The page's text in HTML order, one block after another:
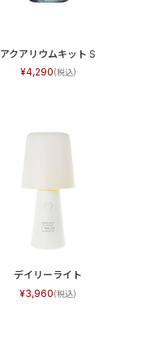
アクアリウムキット S
4,290
デイリーライト
3,960